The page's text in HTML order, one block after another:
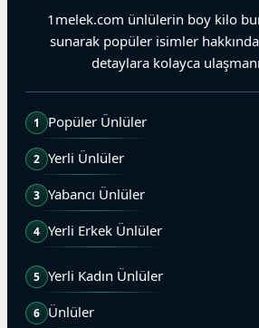
1melek.com ünlülerin boy kilo
sunarak popüler isimler
detaylara kolayca
1 Popüler Ünlüler
2 Yerli Ünlüler
3 Yabancı Ünlüler
4 Yerli Erkek Ünlüler
5 Yerli Kadın Ünlüler
6 Ünlüler